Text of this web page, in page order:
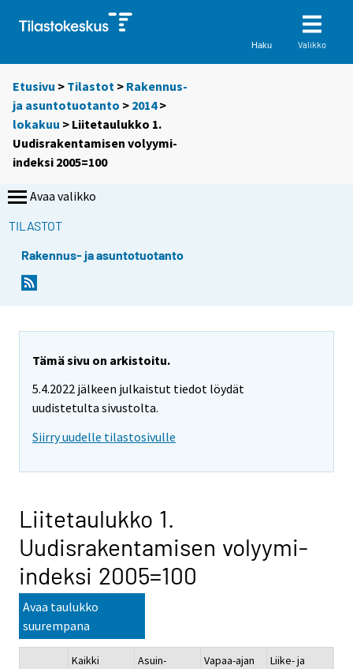
Haku Valikko
Etusivu > Tilastot > Rakennus-
ja asuntotuotanto > 2014>
lokakuu > Liitetaulukko 1.
Uudisrakentamisen volyymi-
indeksi 2005=100
Avaa valikko
TILASTOT
Rakennus- ja asuntotuotanto
Tämä sivu on arkistoitu.
5.4.2022 jälkeen julkaistut tiedot löydät
uudistetulta sivustolta.
Siirry uudelle tilastosivulle
Liitetaulukko 1.
Uudisrakentamisen volyymi-
indeksi 2005=100
Avaa taulukko
suurempana
Kaikki
Asuin-
Vapaa-ajan
Liike- ja